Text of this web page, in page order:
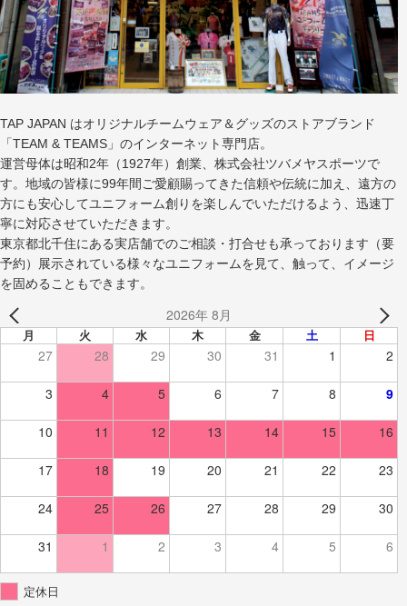
TAP JAPAN はオリジナルチームウェア＆グッズのストアブランド
「TEAM & TEAMS」のインターネット専門店。
運営母体は昭和2年（1927年）創業、株式会社ツバメヤスポーツで
す。地域の皆様に99年間ご愛顧賜ってきた信頼や伝統に加え、遠方の
方にも安心してユニフォーム創りを楽しんでいただけるよう、迅速丁
寧に対応させていただきます。
東京都北千住にある実店舗でのご相談・打合せも承っております（要
予約）展示されている様々なユニフォームを見て、触って、イメージ
を固めることもできます。
2026年 8月
月 火 水 木 金 土 日
27 28 29 30 31 1 2
3 4 5 6 7 8 9
10 11 12 13 14 15 16
17 18 19 20 21 22 23
24 25 26 27 28 29 30
31 1 2 3 4 5 6
定休日